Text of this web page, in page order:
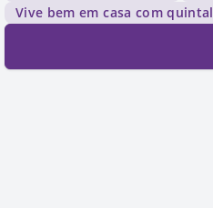
Vive bem em casa com quintal